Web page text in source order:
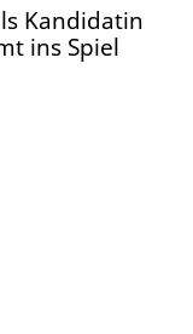
Kandidatin
ins Spiel